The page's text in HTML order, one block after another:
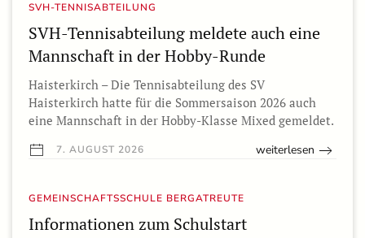
SVH-TENNISABTEILUNG
SVH-Tennisabteilung meldete auch eine
Mannschaft in der Hobby-Runde
Haisterkirch – Die Tennisabteilung des SV
Haisterkirch hatte für die Sommersaison 2026 auch
eine Mannschaft in der Hobby-Klasse Mixed gemeldet.
7. AUGUST 2026 weiterlesen
GEMEINSCHAFTSSCHULE BERGATREUTE
Informationen zum Schulstart